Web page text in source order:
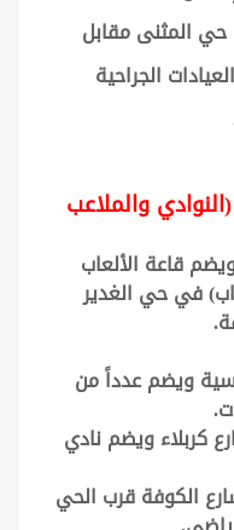
المثنى مقابل
الجراحية
والملاعب
ويضم قاعة الألعاب
في حي الغدير
ويضم عدداً من
كربلاء ويضم نادي
الكوفة قرب الحي